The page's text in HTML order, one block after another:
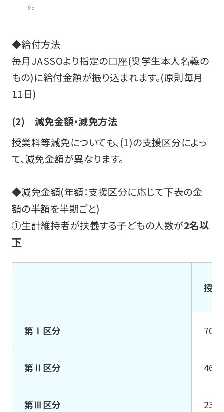
す。
◆給付方法
毎月JASSOより指定の口座(奨学生本人名義の
もの)に給付金額が振り込まれます。(原則毎月
11日)
(2) 減免金額・減免方法
授業料等減免についても、(1)の支援区分によっ
て、減免金額が異なります。
◆減免金額(年額：支援区分に応じて下表の金
額の半額を半期ごと)
①生計維持者が扶養する子どもの人数が2名以
下
授
第Ⅰ区分
第Ⅱ区分
第Ⅲ区分